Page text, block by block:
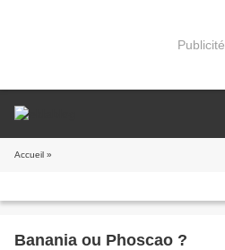
Publicité
Accueil »
Banania ou Phoscao ?